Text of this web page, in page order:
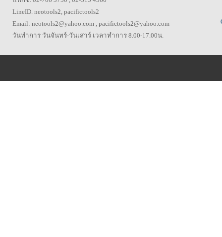
LineID. neotools2, pacifictools2
Email: neotools2@yahoo.com , pacifictools2@yahoo.com
วันทำการ วันจันทร์-วันเสาร์ เวลาทำการ 8.00-17.00น.